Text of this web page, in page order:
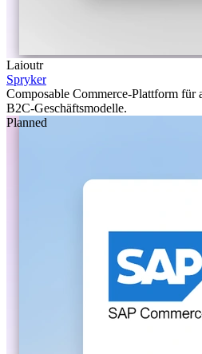
Laioutr
Spryker
Composable Commerce-Plattform für
B2C-Geschäftsmodelle.
Planned